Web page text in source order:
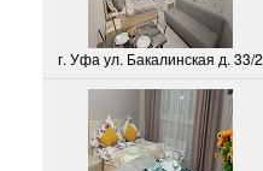
г. Уфа ул. Бакалинская д. 33/2